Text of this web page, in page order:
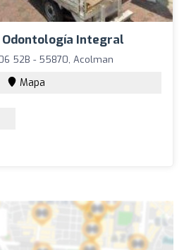
Integral
52B - 55870, Acolman
Mapa